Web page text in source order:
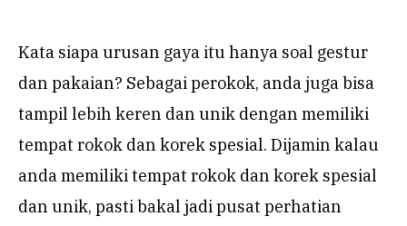
Kata siapa urusan gaya itu hanya soal gestur
dan pakaian? Sebagai perokok, anda juga bisa
tampil lebih keren dan unik dengan memiliki
tempat rokok dan korek spesial. Dijamin kalau
anda memiliki tempat rokok dan korek spesial
dan unik, pasti bakal jadi pusat perhatian